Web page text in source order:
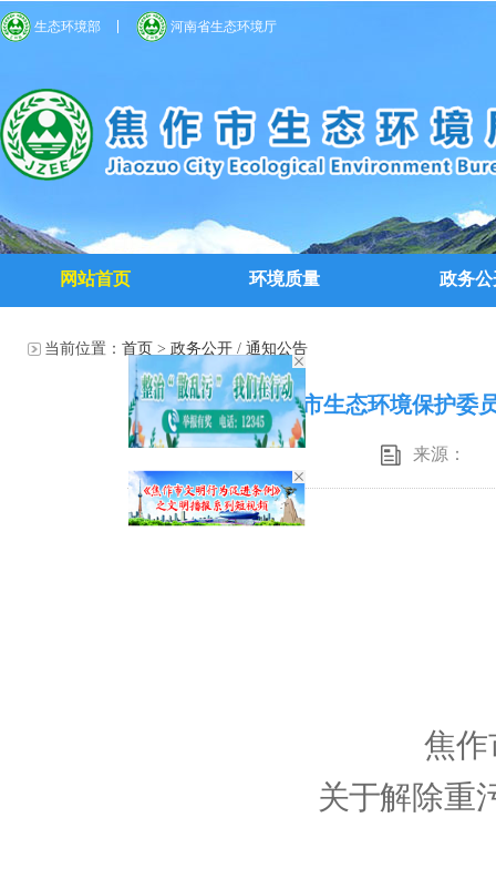
生态环境部 河南省生态环境厅
网站首页 环境质量 政务公
当前位置： 首页 > 政务公开 / 通知公告
焦作市生态环境保护委
来源：
焦作
关于解除重